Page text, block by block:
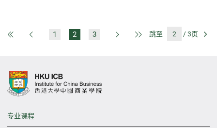
第一页 上一页
1 2 3 下一页 最后一页
跳至 / 3页
专业课程